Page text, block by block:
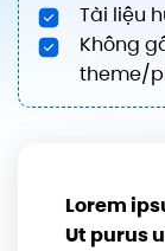
Lorem
Ut purus
Tài liệu
Không
theme/